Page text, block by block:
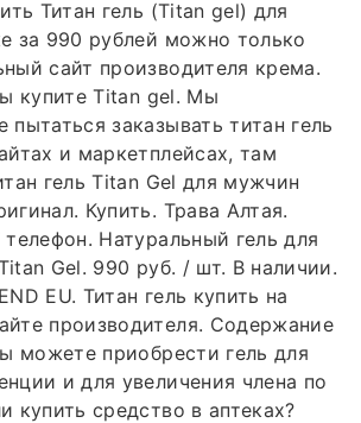
Титан гель (Titan gel) для
за 990 рублей можно только
сайт производителя крема.
купите Titan gel. Мы
заказывать титан гель
и маркетплейсах, там
гель Titan Gel для мужчин
Купить. Трава Алтая.
Натуральный гель для
Gel. 990 руб. / шт. В наличии.
EU. Титан гель купить на
производителя. Содержание
можете приобрести гель для
и для увеличения члена по
купить средство в аптеках?